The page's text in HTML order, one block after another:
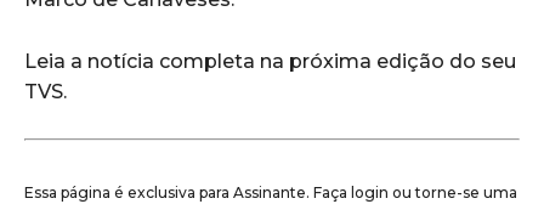
Leia a notícia completa na próxima edição do seu
TVS.
Essa página é exclusiva para Assinante. Faça login ou torne-se uma